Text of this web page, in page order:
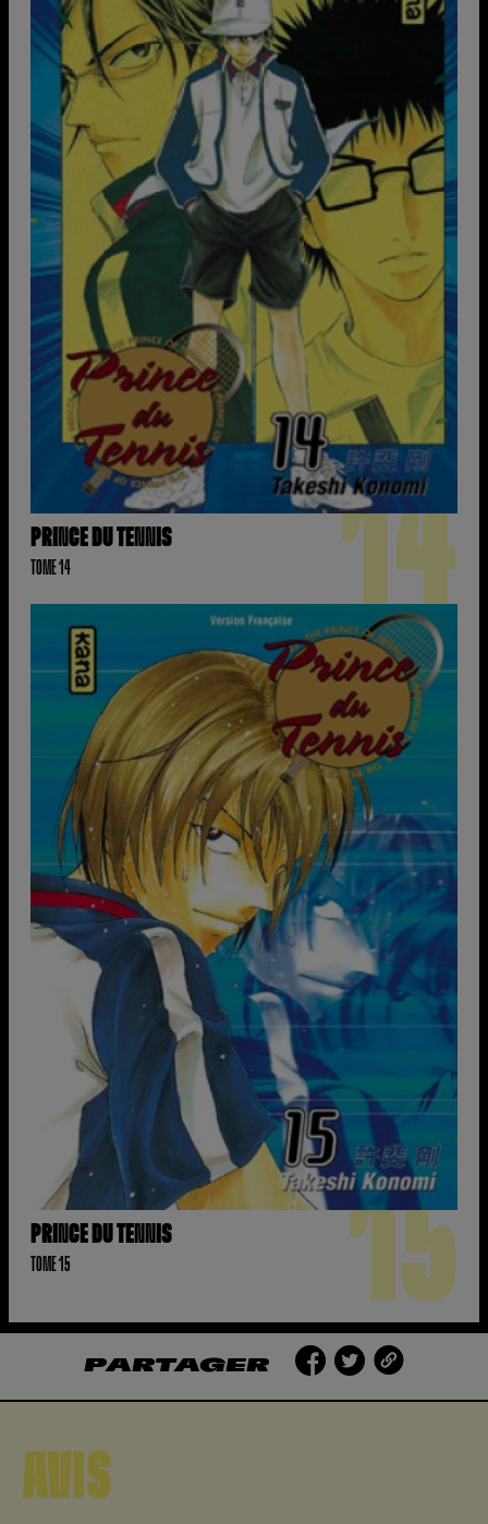
PRINCE DU TENNIS
TOME 14 14
PRINCE DU TENNIS
TOME 15 15
PARTAGER
AVIS